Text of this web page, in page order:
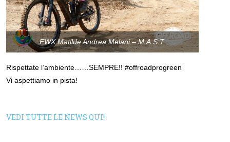
EWX Matilde Andrea Melani – M.A.S.T.
Rispettate l’ambiente……SEMPRE!! #offroadprogreen
Vi aspettiamo in pista!
VEDI TUTTE LE NEWS QUI!